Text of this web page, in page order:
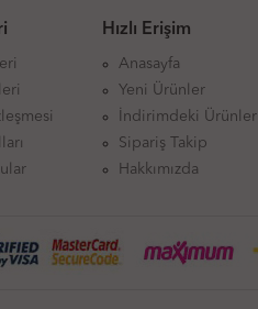
Hızlı Erişim
Anasayfa
Yeni Ürünler
İndirimdeki Ürünler
Sipariş Takip
Hakkımızda